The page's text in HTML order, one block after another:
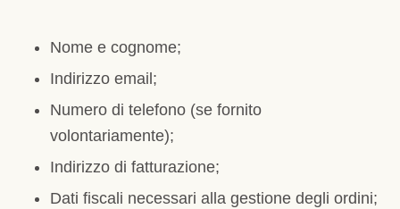
Nome e cognome;
Indirizzo email;
Numero di telefono (se fornito
volontariamente);
Indirizzo di fatturazione;
Dati fiscali necessari alla gestione degli ordini;